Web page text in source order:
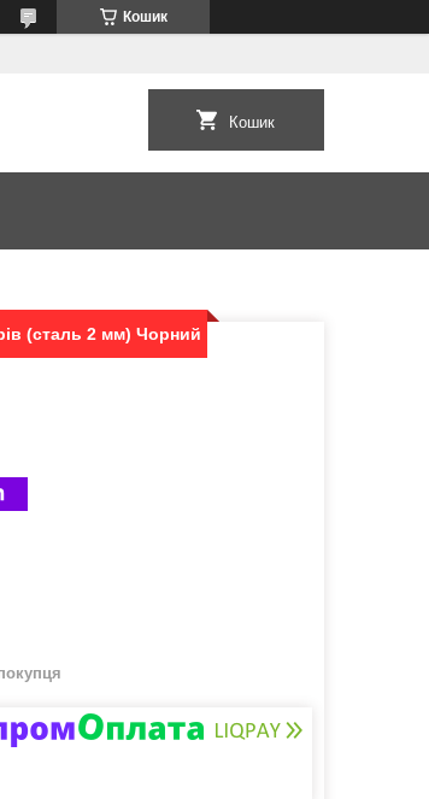
Кошик
Кошик
(сталь 2 мм) Чорний